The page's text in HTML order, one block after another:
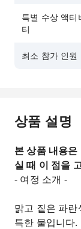
특별 수상 액티
티
최소 참가 인원
상품 설명
본 상품 내용
실 때 이 점을
- 여정 소개 -
맑고 짙은 파
특한 물입니다